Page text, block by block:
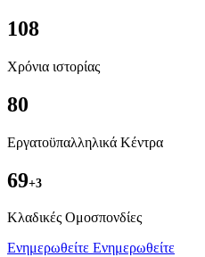
108
Χρόνια ιστορίας
80
Εργατοϋπαλληλικά Κέντρα
69+3
Kλαδικές Ομοσπονδίες
Ενημερωθείτε Ενημερωθείτε